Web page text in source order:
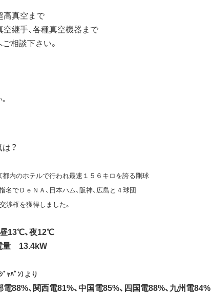
高真空まで
空継手、各種真空機器まで
相談下さい。
？
内のホテルで行われ最速１５６キロを誇る剛球
名でＤｅＮＡ、日本ハム、阪神、広島と４球団
渉権を獲得しました。
13℃、夜12℃
量 13.4kW
ｬﾊﾟﾝ）より
88%、関西電81%、中国電85%、四国電88%、九州電84%